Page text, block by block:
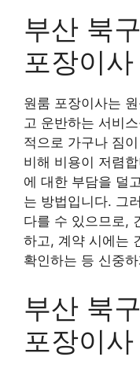
부산 북
포장이사
원룸 포장이사는
고 운반하는 서비
적으로 가구나 짐
비해 비용이 저렴
에 대한 부담을 덜
는 방법입니다. 그
다를 수 있으므로,
하고, 계약 시에는
확인하는 등 신중
부산 북
포장이